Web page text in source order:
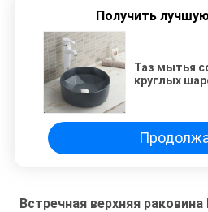
Получить
Таз мытья
круглых
Встречная верхняя